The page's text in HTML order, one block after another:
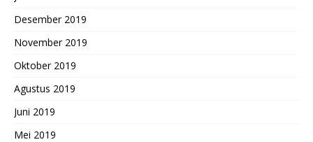
Desember 2019
November 2019
Oktober 2019
Agustus 2019
Juni 2019
Mei 2019